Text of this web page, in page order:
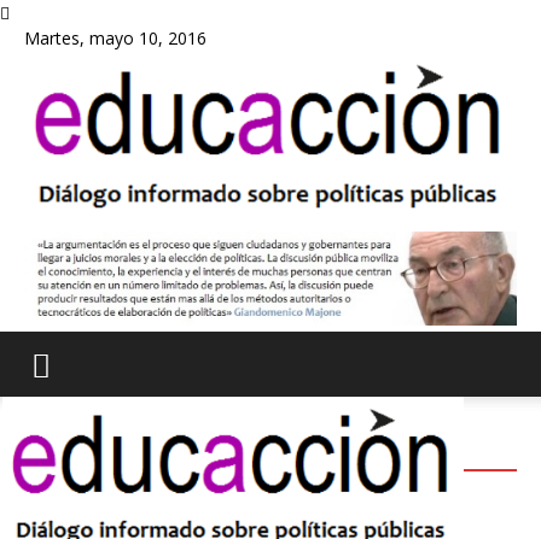
Martes, mayo 10, 2016
ACTUALIDAD
Lo que sí funciona en educación